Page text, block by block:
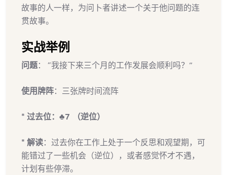
故事的人一样，为问卜者讲述一个关于他问题的连
贯故事。
实战举例
问题： “我接下来三个月的工作发展会顺利吗？”
使用牌阵：三张牌时间流阵
* 过去位：♣7 （逆位）
* 解读：过去你在工作上处于一个反思和观望期，可
能错过了一些机会（逆位），或者感觉怀才不遇，
计划有些停滞。